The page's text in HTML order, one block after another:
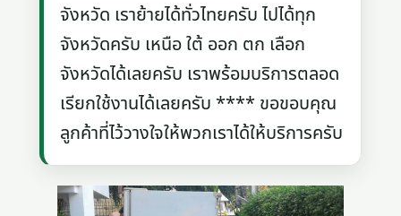
จังหวัด เราย้ายได้ทั่วไทยครับ ไปได้ทุก
จังหวัดครับ เหนือ ใต้ ออก ตก เลือก
จังหวัดได้เลยครับ เราพร้อมบริการตลอด
เรียกใช้งานได้เลยครับ **** ขอขอบคุณ
ลูกค้าที่ไว้วางใจให้พวกเราได้ให้บริการครับ